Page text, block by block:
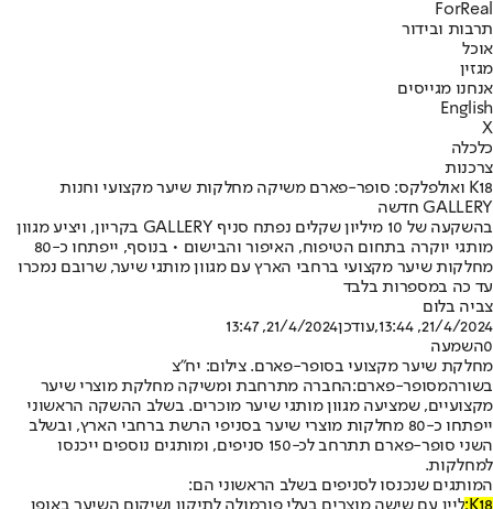
ForReal
תרבות ובידור
אוכל
מגזין
אנחנו מגייסים
English
X
כלכלה
צרכנות
K18 ואולפלקס: סופר-פארם משיקה מחלקות שיער מקצועי וחנות
GALLERY חדשה
בהשקעה של 10 מיליון שקלים נפתח סניף GALLERY בקריון, ויציע מגוון
מותגי יוקרה בתחום הטיפוח, האיפור והבישום • בנוסף, ייפתחו כ-80
מחלקות שיער מקצועי ברחבי הארץ עם מגוון מותגי שיער, שרובם נמכרו
עד כה במספרות בלבד
צביה בלום
21/4/2024, 13:44
,עודכן21/4/2024, 13:47
0השמעה
מחלקת שיער מקצועי בסופר-פארם. צילום: יח"צ
בשורהמסופר-פארם:החברה מתרחבת ומשיקה מחלקת מוצרי שיער
מקצועיים, שמציעה מגוון מותגי שיער מוכרים. בשלב ההשקה הראשוני
ייפתחו כ-80 מחלקות מוצרי שיער בסניפי הרשת ברחבי הארץ, ובשלב
השני סופר-פארם תתרחב לכ-150 סניפים, ומותגים נוספים ייכנסו
למחלקות.
המותגים שנכנסו לסניפים בשלב הראשוני הם: